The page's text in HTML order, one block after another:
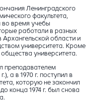
Ленинградского
факультета,
во время учебы
работали в разных
области и
университета. Кроме
общества университета.
преподавателем
а в 1970 г. поступил в
которую не закончил
конца 1974 г. был снова